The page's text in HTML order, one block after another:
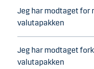
Jeg har modtaget for
valutapakken
Jeg har modtaget
valutapakken